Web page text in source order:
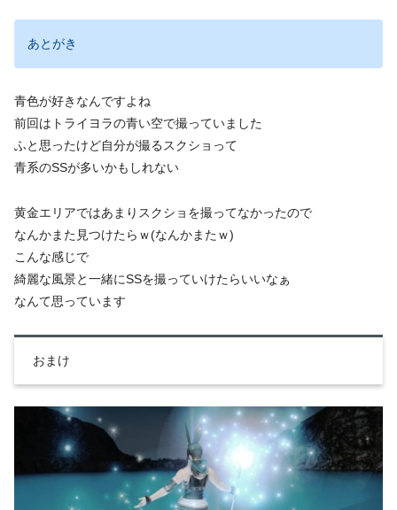
あとがき
青色が好きなんですよね
前回はトライヨラの青い空で撮っていました
ふと思ったけど自分が撮るスクショって
青系のSSが多いかもしれない
黄金エリアではあまりスクショを撮ってなかったので
なんかまた見つけたらｗ(なんかまたｗ)
こんな感じで
綺麗な風景と一緒にSSを撮っていけたらいいなぁ
なんて思っています
おまけ